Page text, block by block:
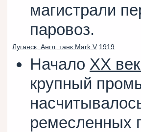
магистрали
паровоз.
Луганск. Англ. танк Mark V 1919
Начало XX
крупный
ремесленных